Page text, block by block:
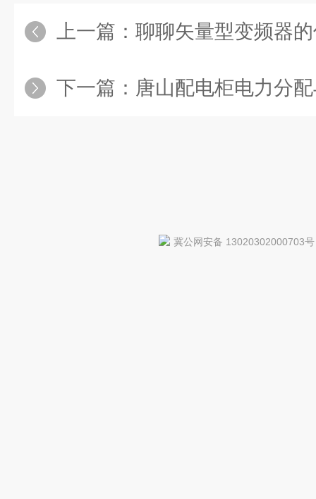
上一篇： 聊聊矢量型变频器
下一篇： 唐山配电柜电力分
冀公网安备 13020302000703号